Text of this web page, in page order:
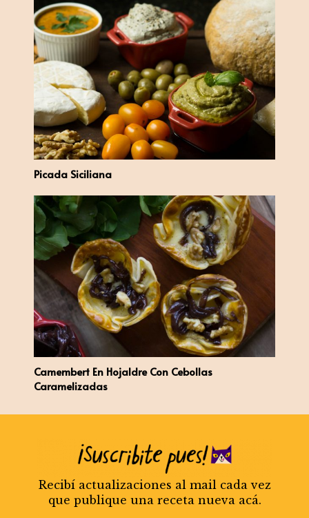
Picada Siciliana
Camembert En Hojaldre Con Cebollas
Caramelizadas
Recibí actualizaciones al mail cada vez
que publique una receta nueva acá.